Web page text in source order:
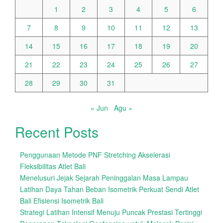
1
2 3 4 5
6
7
8 9 10 11 12
13
14
15 16 17 18 19
20
21
22 23 24 25 26
27
28
29 30 31
« Jun Agu »
Recent Posts
Penggunaan Metode PNF Stretching Akselerasi
Fleksibilitas Atlet Bali
Menelusuri Jejak Sejarah Peninggalan Masa Lampau
Latihan Daya Tahan Beban Isometrik Perkuat Sendi Atlet
Bali Efisiensi Isometrik Bali
Strategi Latihan Intensif Menuju Puncak Prestasi Tertinggi